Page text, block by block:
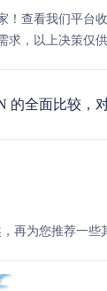
！查看我们平台
求，以上决策仅
的全面比较，
再为您推荐一